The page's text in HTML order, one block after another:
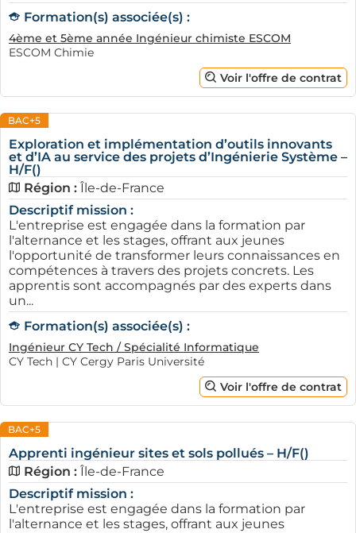
Formation(s) associée(s) :
4ème et 5ème année Ingénieur chimiste ESCOM
ESCOM Chimie
Voir l'offre de contrat
BAC+5
Exploration et implémentation d’outils innovants
et d’IA au service des projets d’Ingénierie Système –
H/F()
Région : Île-de-France
Descriptif mission :
L'entreprise est engagée dans la formation par
l'alternance et les stages, offrant aux jeunes
l'opportunité de transformer leurs connaissances en
compétences à travers des projets concrets. Les
apprentis sont accompagnés par des experts dans
un...
Formation(s) associée(s) :
Ingénieur CY Tech / Spécialité Informatique
CY Tech | CY Cergy Paris Université
Voir l'offre de contrat
BAC+5
Apprenti ingénieur sites et sols pollués – H/F()
Région : Île-de-France
Descriptif mission :
L'entreprise est engagée dans la formation par
l'alternance et les stages, offrant aux jeunes